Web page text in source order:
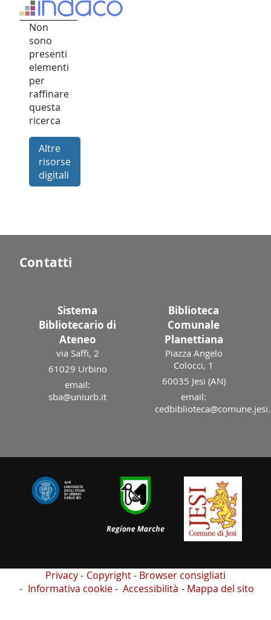
Non
sono
presenti
elementi
per
raffinare
questa
ricerca
Altre
risorse
digitali
Contatti
Sistema
Bibliotecario di
Ateneo
via Saffi, 2
61029 Urbino
email:
sba@uniurb.it
Biblioteca
Comunale
Planettiana
Piazza Angelo
Colocci, 1
60035 Jesi (AN)
email:
Privacy Copyright
Browser consigliati
Informativa cookie
Accessibilità Mappa del sito